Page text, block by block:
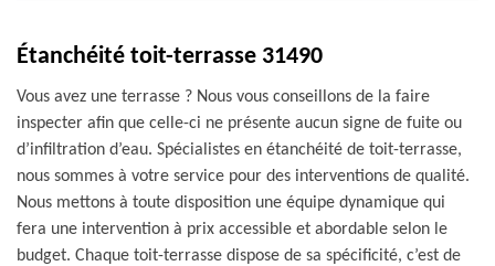
Étanchéité toit-terrasse 31490
Vous avez une terrasse ? Nous vous conseillons de la faire
inspecter afin que celle-ci ne présente aucun signe de fuite ou
d’infiltration d’eau. Spécialistes en étanchéité de toit-terrasse,
nous sommes à votre service pour des interventions de qualité.
Nous mettons à toute disposition une équipe dynamique qui
fera une intervention à prix accessible et abordable selon le
budget. Chaque toit-terrasse dispose de sa spécificité, c’est de